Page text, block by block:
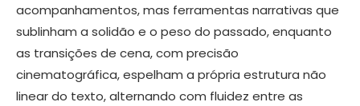
acompanhamentos, mas ferramentas narrativas que
sublinham a solidão e o peso do passado, enquanto
as transições de cena, com precisão
cinematográfica, espelham a própria estrutura não
linear do texto, alternando com fluidez entre as